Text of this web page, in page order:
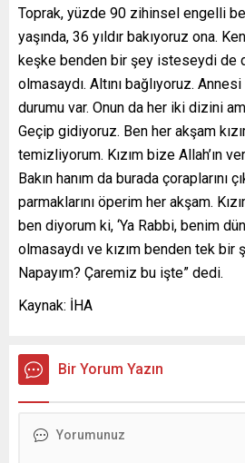
Toprak, yüzde 90 zihinsel engelli
yaşında, 36 yıldır bakıyoruz ona.
keşke benden bir şey isteseydi de
olmasaydı. Altını bağlıyoruz.
durumu var. Onun da her iki dizini
Geçip gidiyoruz. Ben her akşam
temizliyorum. Kızım bize Allah’ın
Bakın hanım da burada çoraplarını
parmaklarını öperim her akşam.
ben diyorum ki, ‘Ya Rabbi, benim
olmasaydı ve kızım benden tek bir
Napayım? Çaremiz bu işte” dedi.
Kaynak: İHA
Bir Yorum Yazın